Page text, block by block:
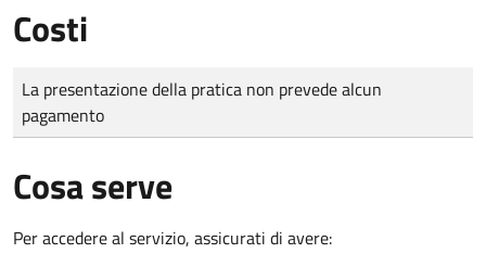
Costi
Tipo di pagamento
Importo
La presentazione della pratica non prevede alcun
pagamento
Cosa serve
Per accedere al servizio, assicurati di avere: